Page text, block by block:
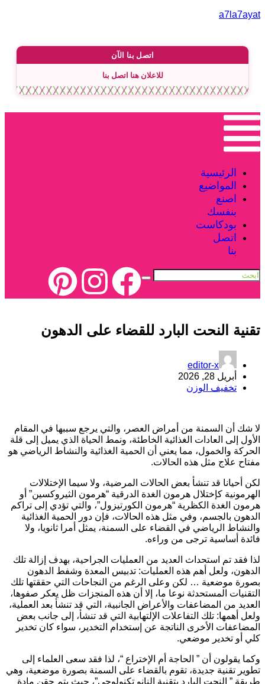
a7la7ayat
اتصل بنا الآن
للاعلان هنا اتصل بنا
الرئيسية
المواضيع
اصنع
بنفسك
بودكاست
اتصل
بنا
تقنية النحت البارد للقضاء على الدهون
editor-x
أبريل 28, 2026
تخفيف الوزن
لا شك أن السمنة من أمراض العصر، والتي يرجع سببها في المقام
الأول إلى العادات الغذائية الخاطئة، ونمط الحياة الذي يميل إلى قلة
الحركة والخمول، مما يعني أن الحمية الغذائية والنشاط الرياضي هو
مفتاح علاج مثل هذه الحالات.
لكن أحيانا قد تنشأ بعض الحالات المرضية، ولا سيما الإختلالات
الهرمونية كإختلال هرمون الغدة الدرقية “هرمون الثيروكسين” أو
هرمون الغدة الكظرية “هرمون الكورتيزول”، والتي تؤدي إلى تراكم
الدهون بالجسم، وفي مثل هذه الحالات، فإن دور الحمية الغذائية
والنشاط الرياضي في القضاء على السمنة، يمثل أمرا ثانويا، ولا
فائدة أساسية ترجى من وراءه.
لذا فقد تم استحداث العديد من العمليات الجراحية، بهدف إزالة تلك
الدهون، ولعل أهم هذه العمليات: تدبيس المعدة وشفط الدهون
بصورة موضعية … لكن وعلى الرغم من النجاحات التي حققتها تلك
التقنيات المستحدثة نوعا ما، إلا أن هذه المنجزات ظل يعكر صفوها،
العديد من المضاعفات والأعراض الجانبية، التي قد تنشأ بعد العملية،
ولعل أهمها: تلك التفاعلات الإلتهابية التي قد تنشأ، إلى جانب بعض
المضاعفات الأخرى الناتجة عن إستخدام التخدير، سواء كان تخدير
كلي أو تخدير موضعي.
وكما يقولون أن ” الحاجة أم الإختراع “، لذا فقد سعى العلماء إلى
تطوير تقنية جديدة، تقوم بالقضاء على السمنة بصورة موضعية، وهي
طريقة ” النحت البارد بتقنية النانو تكنولوجي”، حيث يتم حقن مادة